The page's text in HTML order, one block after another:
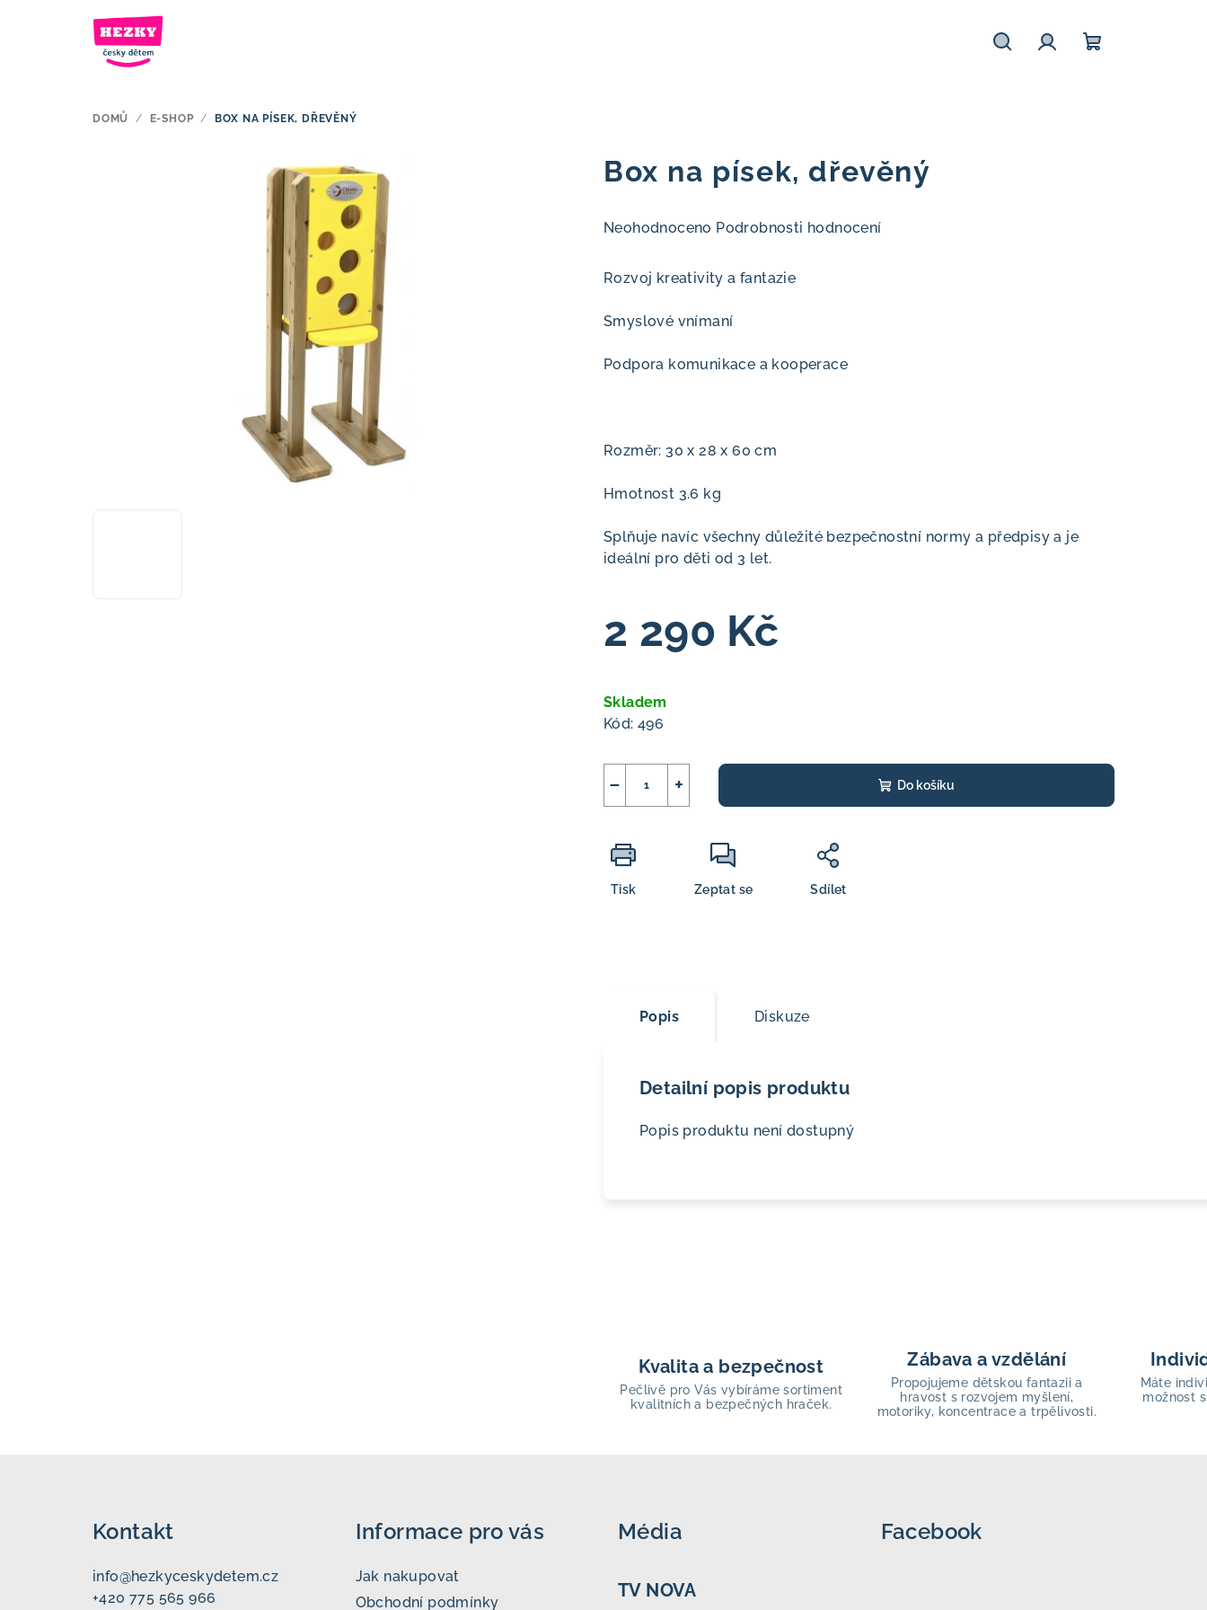
DOMŮ / E-SHOP / BOX NA PÍSEK, DŘEVĚNÝ
Box na písek, dřevěný
Průměrné
produktu
0,0
5
hvězdiček.
Neohodnoceno Podrobnosti hodnocení
Rozvoj kreativity a fantazie
Smyslové vnímaní
Podpora komunikace a kooperace
Rozměr: 30 x 28 x 60 cm
Hmotnost 3.6 kg
Splňuje navíc všechny důležité bezpečnostní normy a předpisy a je
ideální pro děti od 3 let.
2 290 Kč
cena:
Skladem
Kód: 496
+
− Do košíku
Tisk Zeptat se Sdílet
Popis Diskuze
Detailní popis produktu
Popis produktu není dostupný
Kvalita a bezpečnost
Pečlivě pro Vás vybíráme sortiment
kvalitních a bezpečných hraček.
Zábava a vzdělání
Propojujeme dětskou fantazii a
hravost s rozvojem myšlení,
motoriky, koncentrace a trpělivosti.
Máte
možnost
Kontakt
info@hezkyceskydetem.cz
+420 775 565 966
Informace pro vás
Jak nakupovat
Obchodní podmínky
Média
TV NOVA
Facebook